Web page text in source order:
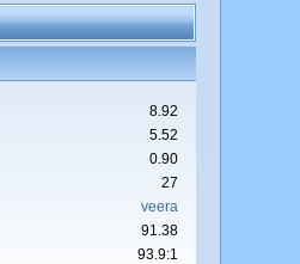
8.92
5.52
0.90
27
veera
91.38
93.9:1